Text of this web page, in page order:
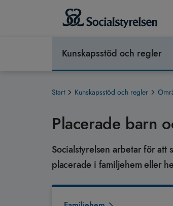
Kunskapsstöd och regler
Start Kunskapsstöd och regler
Placerade barn
Socialstyrelsen arbetar för att
placerade i familjehem eller